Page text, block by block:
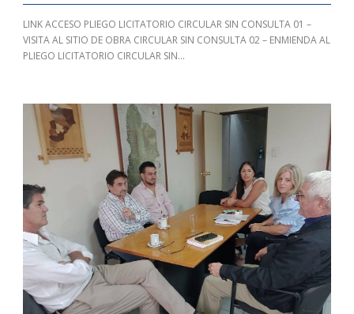
LINK ACCESO PLIEGO LICITATORIO CIRCULAR SIN CONSULTA 01 –
VISITA AL SITIO DE OBRA CIRCULAR SIN CONSULTA 02 – ENMIENDA AL
PLIEGO LICITATORIO CIRCULAR SIN...